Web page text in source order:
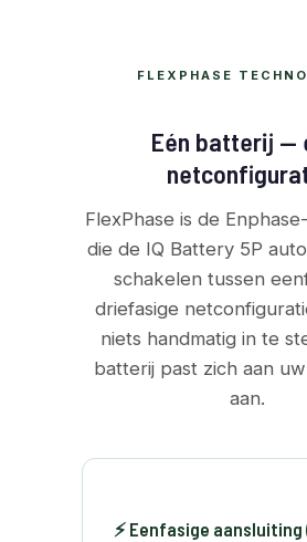
FLEXPHASE
Eén batterij —
FlexPhase is de
die de IQ Battery 5P
schakelen tussen
driefasige
niets handmatig in te
batterij past zich aan
aan.
⚡ Eenfasige